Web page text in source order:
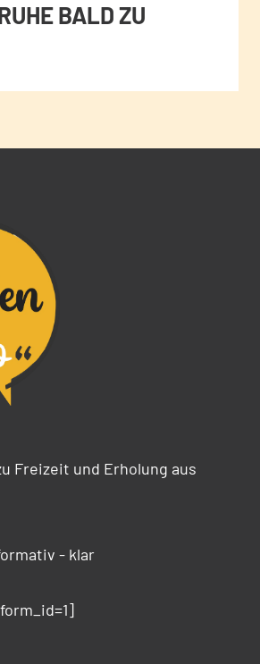
BALD ZU
Freizeit und Erholung aus
- klar